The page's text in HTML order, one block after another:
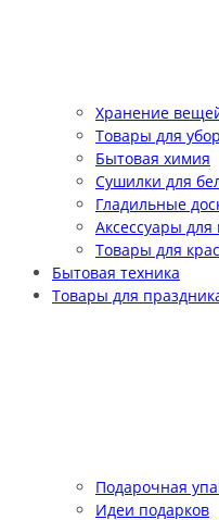
Хранение
Товары для
Бытовая химия
Сушилки для
Гладильные
Аксессуары
Товары для
Бытовая техника
Товары для
Подарочная
Идеи подарков